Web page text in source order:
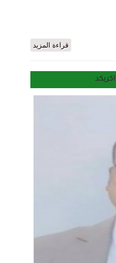
قراءة المزيد